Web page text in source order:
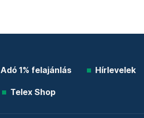
Adó 1% felajánlás Hírlevelek
Telex Shop